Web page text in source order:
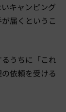
キャンピング
届くというこ
うちに「これ
依頼を受ける